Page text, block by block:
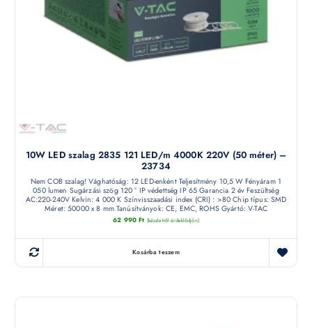
10W LED szalag 2835 121 LED/m 4000K 220V (50 méter) –
23734
Nem COB szalag! Vághatóság: 12 LED-enként Teljesítmény 10,5 W Fényáram 1
050 lumen Sugárzási szög 120 ° IP védettség IP 65 Garancia 2 év Feszültség
AC:220-240V Kelvin: 4 000 K Színvisszaadási index (CRI) : >80 Chip típus: SMD
Méret: 50000 x 8 mm Tanúsítványok: CE, EMC, ROHS Gyártó: V-TAC
62 990Ft (készletről érdeklődjön)
Kosárba teszem